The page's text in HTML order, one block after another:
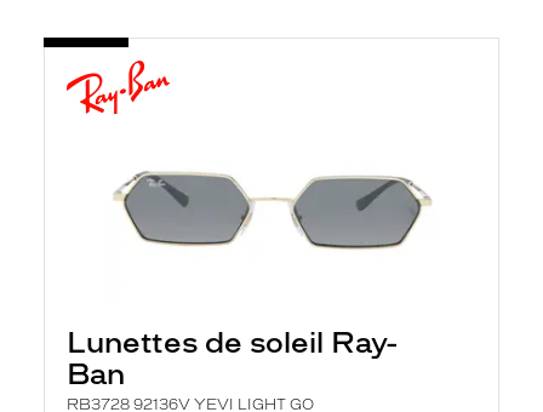
Lunettes de soleil Ray-
Ban
RB3728 92136V YEVI LIGHT GO